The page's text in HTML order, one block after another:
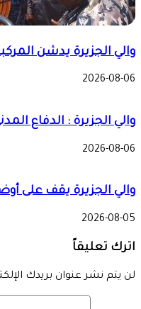
والي الجزيرة يدشن
2026-08-06
والي الجزيرة : الدفاع
2026-08-06
والي الجزيرة يقف على
2026-08-05
اترك تعليقاً
لن يتم نشر عنوان بريدك